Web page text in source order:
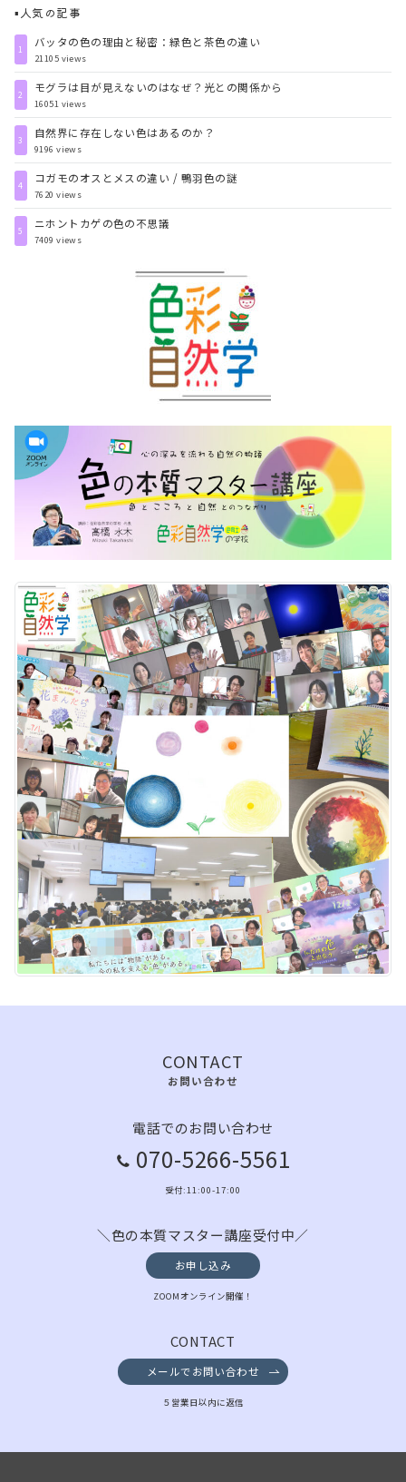
▪️人気の記事
1 バッタの色の理由と秘密：緑色と茶色の違い
21105 views
2 モグラは目が見えないのはなぜ？光との関係から
16051 views
3 自然界に存在しない色はあるのか？
9196 views
4 コガモのオスとメスの違い / 鴨羽色の謎
7620 views
5 ニホントカゲの色の不思議
7409 views
CONTACT
お問い合わせ
電話でのお問い合わせ
070-5266-5561
受付:11:00-17:00
＼色の本質マスター講座受付中／
お申し込み
ZOOMオンライン開催！
CONTACT
メールでお問い合わせ
５営業日以内に返信